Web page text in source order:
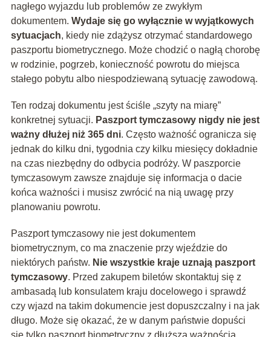
nagłego wyjazdu lub problemów ze zwykłym
dokumentem. Wydaje się go wyłącznie w wyjątkowych
sytuacjach, kiedy nie zdążysz otrzymać standardowego
paszportu biometrycznego. Może chodzić o nagłą chorobę
w rodzinie, pogrzeb, konieczność powrotu do miejsca
stałego pobytu albo niespodziewaną sytuację zawodową.
Ten rodzaj dokumentu jest ściśle „szyty na miarę”
konkretnej sytuacji. Paszport tymczasowy nigdy nie jest
ważny dłużej niż 365 dni. Często ważność ogranicza się
jednak do kilku dni, tygodnia czy kilku miesięcy dokładnie
na czas niezbędny do odbycia podróży. W paszporcie
tymczasowym zawsze znajduje się informacja o dacie
końca ważności i musisz zwrócić na nią uwagę przy
planowaniu powrotu.
Paszport tymczasowy nie jest dokumentem
biometrycznym, co ma znaczenie przy wjeździe do
niektórych państw. Nie wszystkie kraje uznają paszport
tymczasowy. Przed zakupem biletów skontaktuj się z
ambasadą lub konsulatem kraju docelowego i sprawdź
czy wjazd na takim dokumencie jest dopuszczalny i na jak
długo. Może się okazać, że w danym państwie dopuści
się tylko paszport biometryczny z dłuższą ważnością.